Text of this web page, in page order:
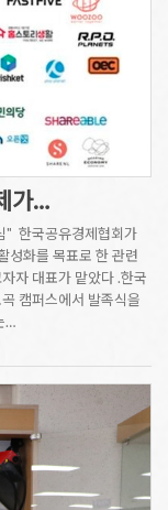
가…
" 한국공유경제협회가
성화를 목표로 한 관련
자 대표가 맡았다 .한국
캠퍼스에서 발족식을
…